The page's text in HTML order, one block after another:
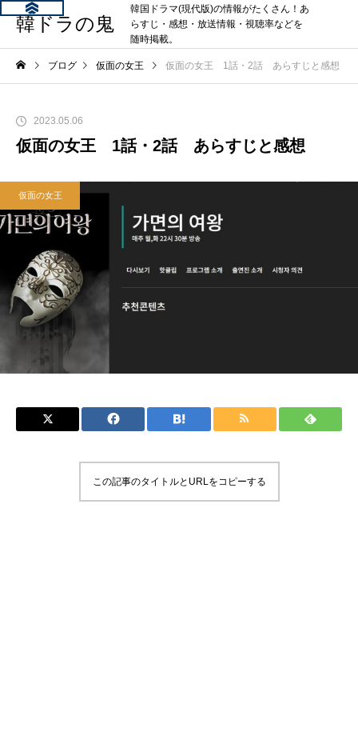
韓ドラの鬼
韓国ドラマ(現代版)の情報がたくさん！あ
らすじ・感想・放送情報・視聴率などを
随時掲載。
ブログ 仮面の女王 仮面の女王 1話・2話 あらすじと感想
2023.05.06
仮面の女王 1話・2話 あらすじと感想
仮面の女王
この記事のタイトルとURLをコピーする